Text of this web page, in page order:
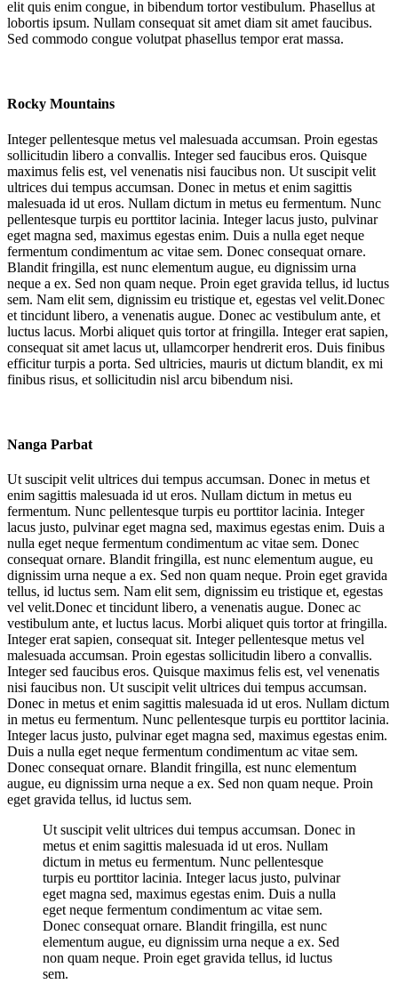
elit quis enim congue, in bibendum tortor vestibulum. Phasellus at
lobortis ipsum. Nullam consequat sit amet diam sit amet faucibus.
Sed commodo congue volutpat phasellus tempor erat massa.
Rocky Mountains
Integer pellentesque metus vel malesuada accumsan. Proin egestas
sollicitudin libero a convallis. Integer sed faucibus eros. Quisque
maximus felis est, vel venenatis nisi faucibus non. Ut suscipit velit
ultrices dui tempus accumsan. Donec in metus et enim sagittis
malesuada id ut eros. Nullam dictum in metus eu fermentum. Nunc
pellentesque turpis eu porttitor lacinia. Integer lacus justo, pulvinar
eget magna sed, maximus egestas enim. Duis a nulla eget neque
fermentum condimentum ac vitae sem. Donec consequat ornare.
Blandit fringilla, est nunc elementum augue, eu dignissim urna
neque a ex. Sed non quam neque. Proin eget gravida tellus, id luctus
sem. Nam elit sem, dignissim eu tristique et, egestas vel velit.Donec
et tincidunt libero, a venenatis augue. Donec ac vestibulum ante, et
luctus lacus. Morbi aliquet quis tortor at fringilla. Integer erat sapien,
consequat sit amet lacus ut, ullamcorper hendrerit eros. Duis finibus
efficitur turpis a porta. Sed ultricies, mauris ut dictum blandit, ex mi
finibus risus, et sollicitudin nisl arcu bibendum nisi.
Nanga Parbat
Ut suscipit velit ultrices dui tempus accumsan. Donec in metus et
enim sagittis malesuada id ut eros. Nullam dictum in metus eu
fermentum. Nunc pellentesque turpis eu porttitor lacinia. Integer
lacus justo, pulvinar eget magna sed, maximus egestas enim. Duis a
nulla eget neque fermentum condimentum ac vitae sem. Donec
consequat ornare. Blandit fringilla, est nunc elementum augue, eu
dignissim urna neque a ex. Sed non quam neque. Proin eget gravida
tellus, id luctus sem. Nam elit sem, dignissim eu tristique et, egestas
vel velit.Donec et tincidunt libero, a venenatis augue. Donec ac
vestibulum ante, et luctus lacus. Morbi aliquet quis tortor at fringilla.
Integer erat sapien, consequat sit. Integer pellentesque metus vel
malesuada accumsan. Proin egestas sollicitudin libero a convallis.
Integer sed faucibus eros. Quisque maximus felis est, vel venenatis
nisi faucibus non. Ut suscipit velit ultrices dui tempus accumsan.
Donec in metus et enim sagittis malesuada id ut eros. Nullam dictum
in metus eu fermentum. Nunc pellentesque turpis eu porttitor lacinia.
Integer lacus justo, pulvinar eget magna sed, maximus egestas enim.
Duis a nulla eget neque fermentum condimentum ac vitae sem.
Donec consequat ornare. Blandit fringilla, est nunc elementum
augue, eu dignissim urna neque a ex. Sed non quam neque. Proin
eget gravida tellus, id luctus sem.
Ut suscipit velit ultrices dui tempus accumsan. Donec in
metus et enim sagittis malesuada id ut eros. Nullam
dictum in metus eu fermentum. Nunc pellentesque
turpis eu porttitor lacinia. Integer lacus justo, pulvinar
eget magna sed, maximus egestas enim. Duis a nulla
eget neque fermentum condimentum ac vitae sem.
Donec consequat ornare. Blandit fringilla, est nunc
elementum augue, eu dignissim urna neque a ex. Sed
non quam neque. Proin eget gravida tellus, id luctus
sem.